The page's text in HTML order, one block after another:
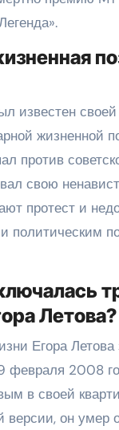
известен своей
жизненной
против
свою
протест и
политическим
Летова?
Егора Летова
февраля 2008
в своей
он умер